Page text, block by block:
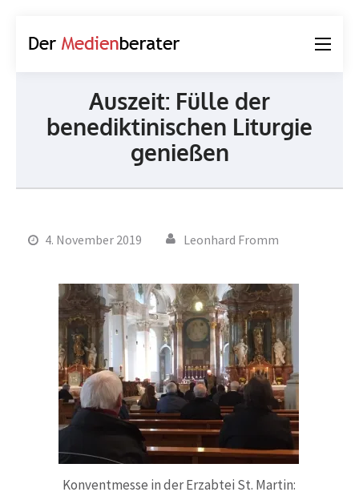
Auszeit: Fülle der
benediktinischen Liturgie
genießen
4. November 2019 Leonhard Fromm
Konventmesse in der Erzabtei St. Martin: